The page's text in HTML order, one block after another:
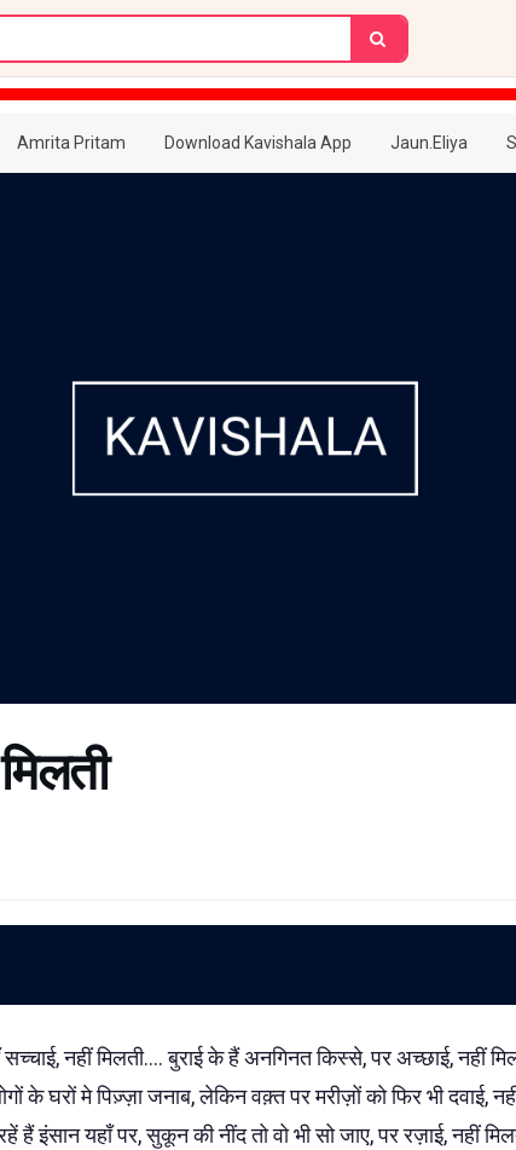
Amrita Pritam Download Kavishala App Jaun.Eliya
सच्चाई, नहीं मिलती.... बुराई के हैं अनगिनत किस्से, पर अच्छाई, नहीं
के घरों मे पिज़्ज़ा जनाब, लेकिन वक़्त पर मरीज़ों को फिर भी दवाई,
हैं इंसान यहाँ पर, सुकून की नींद तो वो भी सो जाए, पर रज़ाई, नहीं